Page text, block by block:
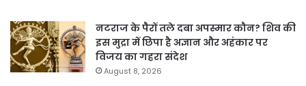
नटराज के पैरों तले दबा अपस्मार कौन? शिव की
इस मुद्रा में छिपा है अज्ञान और अहंकार पर
विजय का गहरा संदेश
August 8, 2026